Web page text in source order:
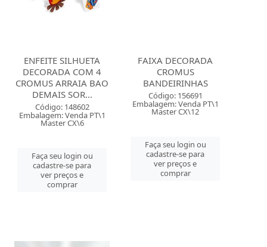
ENFEITE SILHUETA
DECORADA COM 4
CROMUS ARRAIA BAO
DEMAIS SOR...
Código: 148602
Embalagem: Venda PT\1
Master CX\6
Faça seu login ou
cadastre-se para
ver preços e
comprar
FAIXA DECORADA
CROMUS
BANDEIRINHAS
Código: 156691
Embalagem: Venda PT\1
Master CX\12
Faça seu login ou
cadastre-se para
ver preços e
comprar